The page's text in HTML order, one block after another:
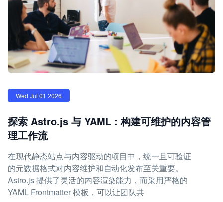
Wed Jul 01 2026
探索 Astro.js 与 YAML：构建可维护的内容管
理工作流
在现代静态站点与内容驱动的项目中，统一且可验证
的元数据格式对内容维护和自动化发布至关重要。
Astro.js 提供了灵活的内容渲染能力，而采用严格的
YAML Frontmatter 模板，可以让团队共